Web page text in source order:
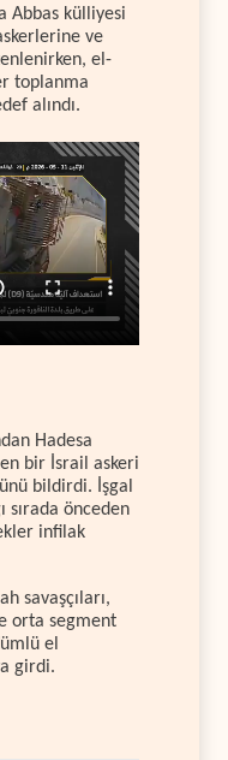
Abbas külliyesi
ve
el-
toplanma
alındı.
Hadesa
bir İsrail askeri
bildirdi. İşgal
sırada önceden
infilak
savaşçıları,
orta segment
el
girdi.